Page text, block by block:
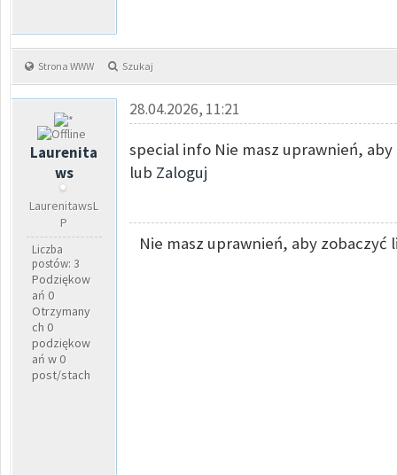
Strona WWW Szukaj
Laurenita
ws
LaurenitawsL
P
Liczba
postów: 3
Podziękow
ań 0
Otrzymany
ch 0
podziękow
ań w 0
post/stach
28.04.2026, 11:21
special info Nie masz uprawnień,
lub Zaloguj
Nie masz uprawnień, aby zobaczyć